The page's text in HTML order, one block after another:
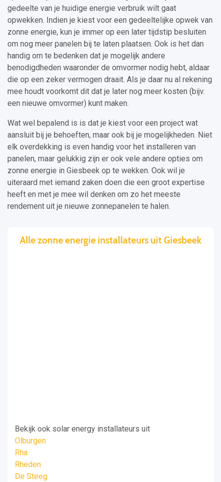
gedeelte van je huidige energie verbruik wilt gaat
opwekken. Indien je kiest voor een gedeeltelijke opwek van
zonne energie, kun je immer op een later tijdstip besluiten
om nog meer panelen bij te laten plaatsen. Ook is het dan
handig om te bedenken dat je mogelijk andere
benodigdheden waaronder de omvormer nodig hebt, aldaar
die op een zeker vermogen draait. Als je daar nu al rekening
mee houdt voorkomt dit dat je later nog meer kosten (bijv.
een nieuwe omvormer) kunt maken.
Wat wel bepalend is is dat je kiest voor een project wat
aansluit bij je behoeften, maar ook bij je mogelijkheden. Niet
elk overdekking is even handig voor het installeren van
panelen, maar gelukkig zijn er ook vele andere opties om
zonne energie in Giesbeek op te wekken. Ook wil je
uiteraard met iemand zaken doen die een groot expertise
heeft en met je mee wil denken om zo het meeste
rendement uit je nieuwe zonnepanelen te halen.
Alle zonne energie installateurs uit Giesbeek
Bekijk ook solar energy installateurs uit
Olburgen
Rha
Rheden
De Steeg